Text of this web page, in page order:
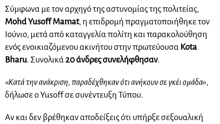
Σύμφωνα με τον αρχηγό της αστυνομίας της πολιτείας,
Mohd Yusoff Mamat, η επιδρομή πραγματοποιήθηκε τον
Ιούνιο, μετά από καταγγελία πολίτη και παρακολούθηση
ενός ενοικιαζόμενου ακινήτου στην πρωτεύουσα Kota
Bharu. Συνολικά 20 άνδρες συνελήφθησαν.
«Κατά την ανάκριση, παραδέχθηκαν ότι ανήκουν σε γκέι ομάδα»,
δήλωσε ο Yusoff σε συνέντευξη Τύπου.
Αν και δεν βρέθηκαν αποδείξεις ότι υπήρξε σεξουαλική